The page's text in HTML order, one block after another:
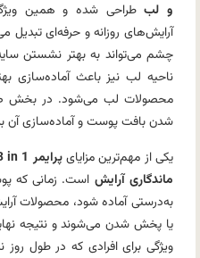
و لبطراحی شده و همین ویژگی
آرایش‌های روزانه و حرفه‌ای تبدیل
چشم می‌تواند به بهتر نشستن
ناحیه لب نیز باعث آماده‌سازی
محصولات لب می‌شود. در بخش
شدن بافت پوست و آماده‌سازی آن
یکی از مهم‌ترین مزایایپرایمر DMGM Studio 3 in 1
ماندگاری آرایش است. زمانی که
به‌درستی آماده شود، محصولات
یا پخش شدن می‌شوند و نتیجه
ویژگی برای افرادی که در طول روز